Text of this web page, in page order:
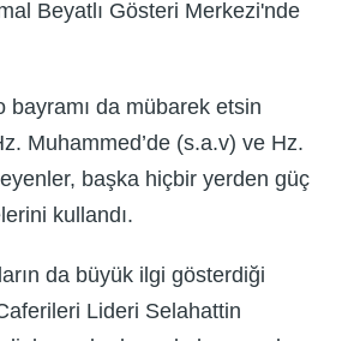
Beyatlı Gösteri Merkezi'nde
bayramı da mübarek etsin
Muhammed’de (s.a.v) ve Hz.
başka hiçbir yerden güç
kullandı.
da büyük ilgi gösterdiği
Lideri Selahattin